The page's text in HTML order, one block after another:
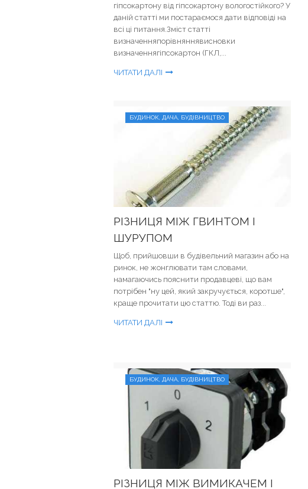
гіпсокартону від гіпсокартону вологостійкого? У
даній статті ми постараємося дати відповіді на
всі ці питання.Зміст статті
визначенняпорівняннявисновки
визначеннягіпсокартон (ГКЛ,...
ЧИТАТИ ДАЛІ
БУДИНОК, ДАЧА, БУДІВНИЦТВО
РІЗНИЦЯ МІЖ ГВИНТОМ І
ШУРУПОМ
Щоб, прийшовши в будівельний магазин або на
ринок, не жонглювати там словами,
намагаючись пояснити продавцеві, що вам
потрібен "ну цей, який закручується, коротше",
краще прочитати цю статтю. Тоді ви раз...
ЧИТАТИ ДАЛІ
БУДИНОК, ДАЧА, БУДІВНИЦТВО
РІЗНИЦЯ МІЖ ВИМИКАЧЕМ І